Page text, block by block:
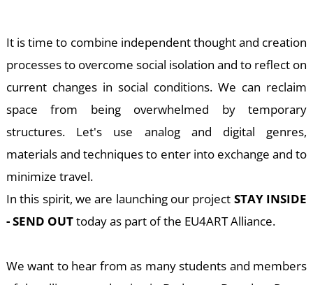
It is time to combine independent thought and creation
processes to overcome social isolation and to reflect on
current changes in social conditions. We can reclaim
space from being overwhelmed by temporary
structures. Let's use analog and digital genres,
materials and techniques to enter into exchange and to
minimize travel.
In this spirit, we are launching our project STAY INSIDE
- SEND OUTtoday as part of the EU4ART Alliance.
We want to hear from as many students and members